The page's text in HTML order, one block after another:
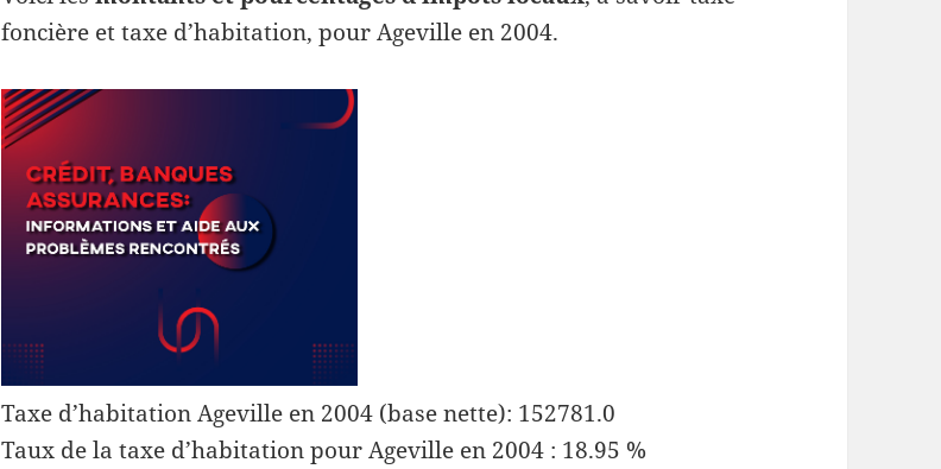
foncière et taxe d’habitation, pour Ageville en 2004.
Taxe d’habitation Ageville en 2004 (base nette): 152781.0
Taux de la taxe d’habitation pour Ageville en 2004 : 18.95 %